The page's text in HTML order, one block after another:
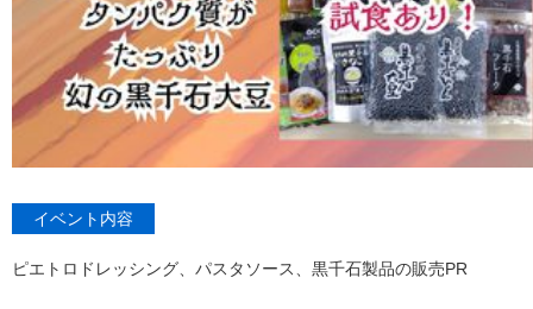
イベント内容
ピエトロドレッシング、パスタソース、黒千石製品の販売PR